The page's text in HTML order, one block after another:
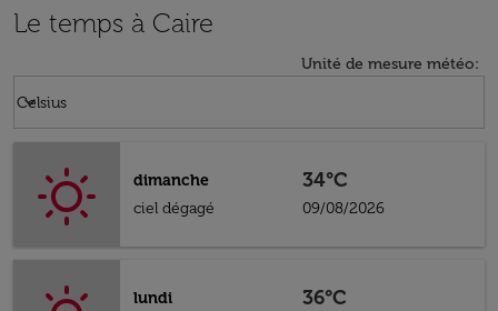
Le temps à Caire
Unité de mesure météo:
Celsius
keyboard_arrow_down
dimanche
ciel dégagé
34°C
09/08/2026
lundi
36°C